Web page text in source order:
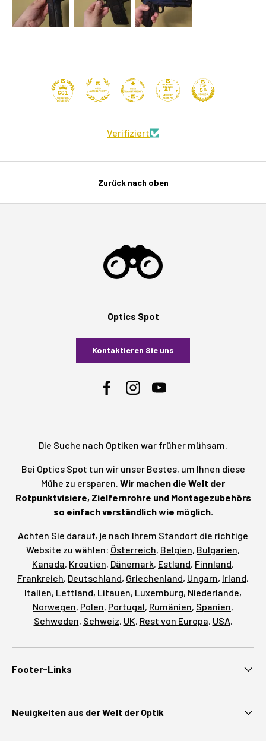
661
41
Verifiziert
Zurück nach oben
Optics Spot
Kontaktieren Sie uns
FacebookInstagramYouTube
Die Suche nach Optiken war früher mühsam.
Bei Optics Spot tun wir unser Bestes, um Ihnen diese
Mühe zu ersparen. Wir machen die Welt der
Rotpunktvisiere, Zielfernrohre und Montagezubehörs
so einfach verständlich wie möglich.
Achten Sie darauf, je nach Ihrem Standort die richtige
Website zu wählen: Österreich, Belgien, Bulgarien,
Kanada, Kroatien, Dänemark, Estland, Finnland,
Frankreich, Deutschland, Griechenland, Ungarn, Irland,
Italien, Lettland, Litauen, Luxemburg, Niederlande,
Norwegen, Polen, Portugal, Rumänien, Spanien,
Schweden, Schweiz, UK, Rest von Europa, USA.
Footer-Links
Neuigkeiten aus der Welt der Optik